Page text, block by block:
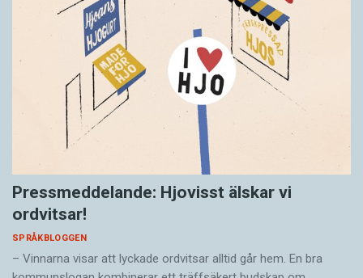
Pressmeddelande: Hjovisst älskar vi
ordvitsar!
SPRÅKBLOGGEN
– Vinnarna visar att lyckade ordvitsar alltid går hem. En bra